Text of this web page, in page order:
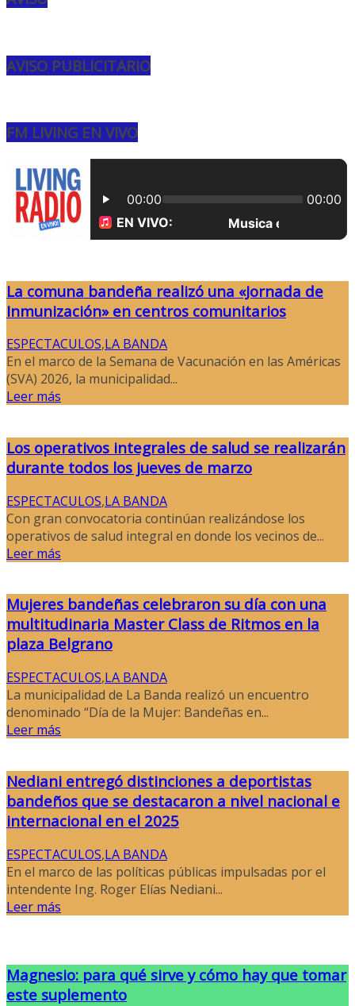
AVISO PUBLICITARIO
FM LIVING EN VIVO
La comuna bandeña realizó una «Jornada de
Inmunización» en centros comunitarios
ESPECTACULOS,LA BANDA
En el marco de la Semana de Vacunación en las Américas
(SVA) 2026, la municipalidad...
Leer más
Los operativos integrales de salud se realizarán
durante todos los jueves de marzo
ESPECTACULOS,LA BANDA
Con gran convocatoria continúan realizándose los
operativos de salud integral en donde los vecinos de...
Leer más
Mujeres bandeñas celebraron su día con una
multitudinaria Master Class de Ritmos en la
plaza Belgrano
ESPECTACULOS,LA BANDA
La municipalidad de La Banda realizó un encuentro
denominado “Día de la Mujer: Bandeñas en...
Leer más
Nediani entregó distinciones a deportistas
bandeños que se destacaron a nivel nacional e
internacional en el 2025
ESPECTACULOS,LA BANDA
En el marco de las políticas públicas impulsadas por el
intendente Ing. Roger Elías Nediani...
Leer más
Magnesio: para qué sirve y cómo hay que tomar
este suplemento